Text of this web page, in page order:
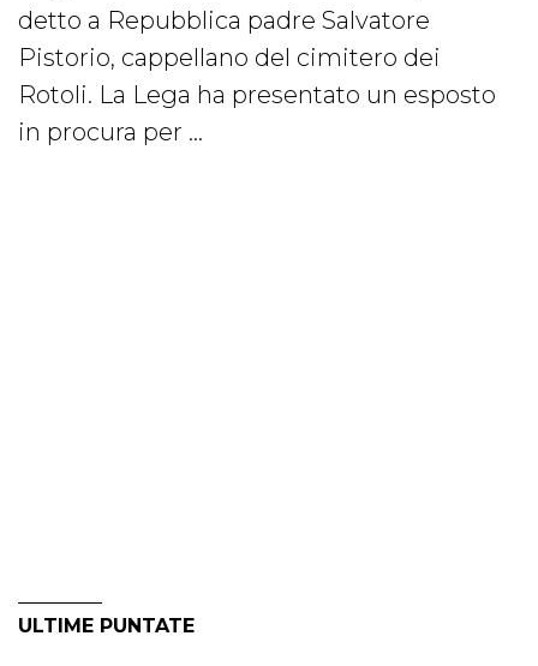
detto a Repubblica padre Salvatore
Pistorio, cappellano del cimitero dei
Rotoli. La Lega ha presentato un esposto
in procura per ...
ULTIME PUNTATE